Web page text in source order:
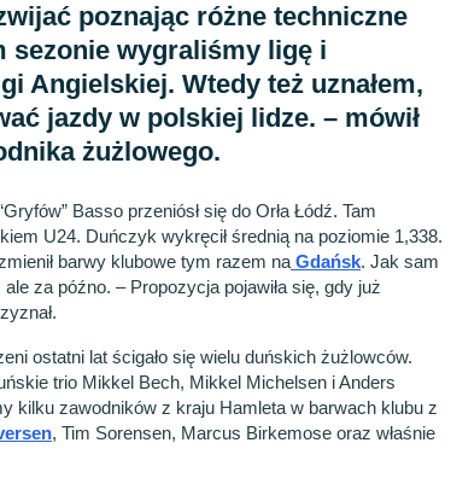
poznając różne techniczne
sezonie wygraliśmy ligę i
Angielskiej. Wtedy też uznałem,
jazdy w polskiej lidze. – mówił
żużlowego.
Basso przeniósł się do Orła Łódź. Tam
U24. Duńczyk wykręcił średnią na poziomie 1,338.
barwy klubowe tym razem na Gdańsk. Jak sam
ale za późno. – Propozycja pojawiła się, gdy już
ostatni lat ścigało się wielu duńskich żużlowców.
trio Mikkel Bech, Mikkel Michelsen i Anders
kilku zawodników z kraju Hamleta w barwach klubu z
, Tim Sorensen, Marcus Birkemose oraz właśnie